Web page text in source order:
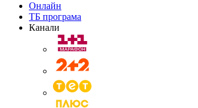
Онлайн
ТБ програма
Канали